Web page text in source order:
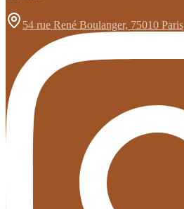
54 rue René Boulanger, 75010 Paris